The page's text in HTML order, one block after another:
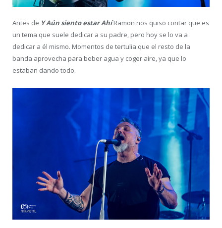
Antes de Y Aún siento estar AhíRamon nos quiso contar que es
un tema que suele dedicar a su padre, pero hoy se lo va a
dedicar a él mismo. Momentos de tertulia que el resto de la
banda aprovecha para beber agua y coger aire, ya que lo
estaban dando todo.